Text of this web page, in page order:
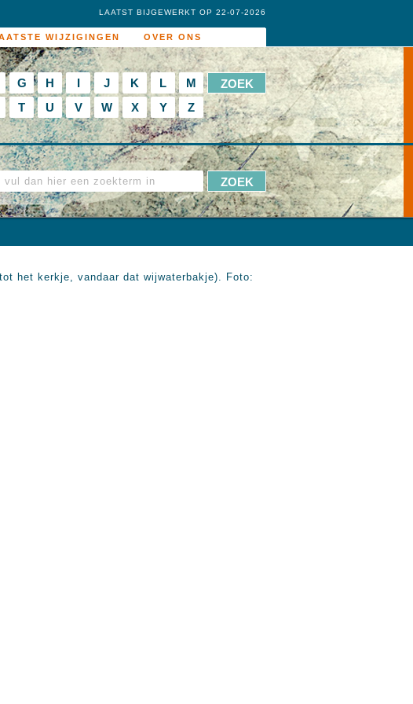
WIJZIGINGEN OVER ONS
LAATST BIJGEWERKT OP 22-07-2026
G H I J K L
M
T U V W X Y Z
het kerkje, vandaar dat wijwaterbakje). Foto: